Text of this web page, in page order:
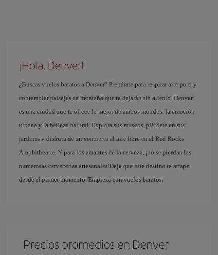
¡Hola, Denver!
¿Buscas vuelos baratos a Denver? Prepárate para respirar aire puro y
contemplar paisajes de montaña que te dejarán sin aliento. Denver
es una ciudad que te ofrece lo mejor de ambos mundos: la emoción
urbana y la belleza natural. Explora sus museos, piérdete en sus
jardines y disfruta de un concierto al aire libre en el Red Rocks
Amphitheatre. Y para los amantes de la cerveza, ¡no se pierdan las
numerosas cervecerías artesanales!Deja que este destino te atrape
desde el primer momento. Empieza con vuelos baratos.
Precios promedios en Denver